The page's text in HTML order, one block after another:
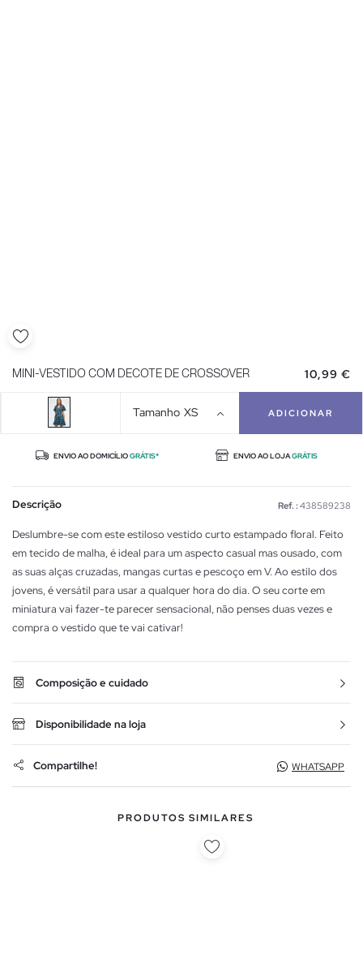
MINI-VESTIDO COM DECOTE DE CROSSOVER 10,99 €
Tamanho XS ADICIONAR
ENVIO AO DOMICÍLIOGRÁTIS* ENVIO AO LOJAGRÁTIS
Descrição Ref. : 438589238
Deslumbre-se com este estiloso vestido curto estampado floral. Feito
em tecido de malha, é ideal para um aspecto casual mas ousado, com
as suas alças cruzadas, mangas curtas e pescoço em V. Ao estilo dos
jovens, é versátil para usar a qualquer hora do dia. O seu corte em
miniatura vai fazer-te parecer sensacional, não penses duas vezes e
compra o vestido que te vai cativar!
Composição e cuidado
Disponibilidade na loja
Compartilhe! WHATSAPP
PRODUTOS SIMILARES